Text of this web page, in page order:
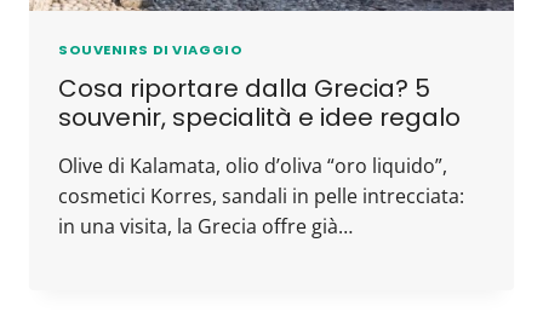
SOUVENIRS DI VIAGGIO
Cosa riportare dalla Grecia? 5
souvenir, specialità e idee regalo
Olive di Kalamata, olio d’oliva “oro liquido”,
cosmetici Korres, sandali in pelle intrecciata:
in una visita, la Grecia offre già…